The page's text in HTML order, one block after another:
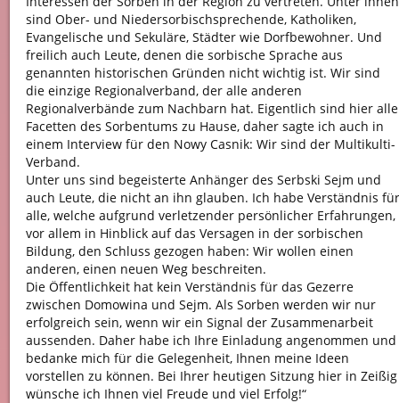
sind Ober- und Niedersorbischsprechende, Katholiken,
Evangelische und Sekuläre, Städter wie Dorfbewohner. Und
freilich auch Leute, denen die sorbische Sprache aus
genannten historischen Gründen nicht wichtig ist. Wir sind
die einzige Regionalverband, der alle anderen
Regionalverbände zum Nachbarn hat. Eigentlich sind hier alle
Facetten des Sorbentums zu Hause, daher sagte ich auch in
einem Interview für den Nowy Casnik: Wir sind der Multikulti-
Verband.
Unter uns sind begeisterte Anhänger des Serbski Sejm und
auch Leute, die nicht an ihn glauben. Ich habe Verständnis für
alle, welche aufgrund verletzender persönlicher Erfahrungen,
vor allem in Hinblick auf das Versagen in der sorbischen
Bildung, den Schluss gezogen haben: Wir wollen einen
anderen, einen neuen Weg beschreiten.
Die Öffentlichkeit hat kein Verständnis für das Gezerre
zwischen Domowina und Sejm. Als Sorben werden wir nur
erfolgreich sein, wenn wir ein Signal der Zusammenarbeit
aussenden. Daher habe ich Ihre Einladung angenommen und
bedanke mich für die Gelegenheit, Ihnen meine Ideen
vorstellen zu können. Bei Ihrer heutigen Sitzung hier in Zeißig
wünsche ich Ihnen viel Freude und viel Erfolg!“